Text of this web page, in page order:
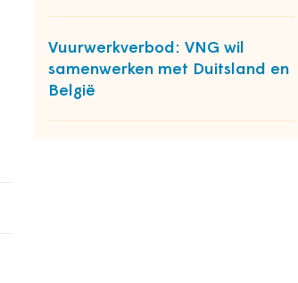
Vuurwerkverbod: VNG wil
samenwerken met Duitsland en
België